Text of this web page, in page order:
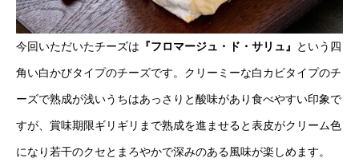
今回いただいたチーズは 『フロマージュ・ド・サリュ』 という四
角い白かびタイプのチーズです。クリーミーな白カビタイプのチ
ーズで熟成が浅いうちはあっさりと酸味があり食べやすい印象で
すが、賞味期限ギリギリまで熟成を進ませると表皮がクリーム色
になり若干のクセとまろやかで深みのある風味が楽しめます。